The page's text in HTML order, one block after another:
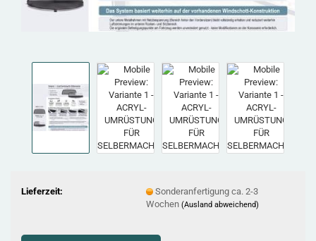
Lieferzeit:
Sonderanfertigung ca. 2-3
Wochen (Ausland abweichend)